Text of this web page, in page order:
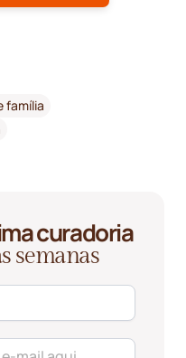
família
curadoria
semanas